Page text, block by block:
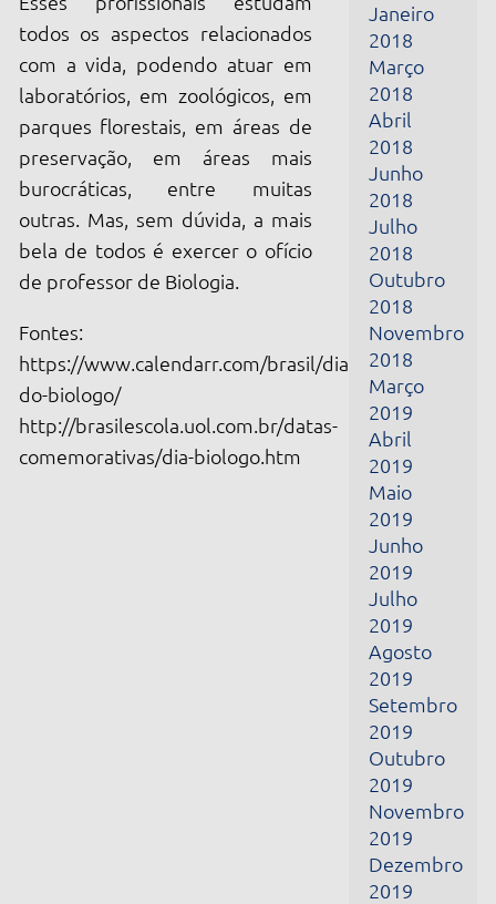
preservação, em áreas mais
burocráticas, entre muitas
outras. Mas, sem dúvida, a mais
bela de todos é exercer o ofício
de professor de Biologia.
Fontes:
https://www.calendarr.com/brasil/dia-
do-biologo/
http://brasilescola.uol.com.br/datas-
comemorativas/dia-biologo.htm
Junho
2018
Julho
2018
Outubro
2018
Novembro
2018
Março
2019
Abril
2019
Maio
2019
Junho
2019
Julho
2019
Agosto
2019
Setembro
2019
Outubro
2019
Novembro
2019
Dezembro
2019
Janeiro
2020
Fevereiro
2020
Março
2020
Abril
2020
Maio